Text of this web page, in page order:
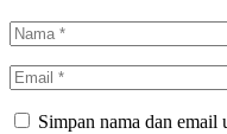
Simpan nama dan